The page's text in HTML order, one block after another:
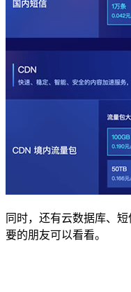
同时，还有云数据库、
要的朋友可以看看。